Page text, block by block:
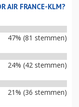
AIR FRANCE-KLM?
47% (81 stemmen)
24% (42 stemmen)
21% (36 stemmen)